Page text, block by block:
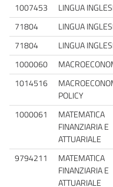
1007453
LINGUA
71804
LINGUA
71804
LINGUA
1000060
1014516
POLICY
1000061
MATEMATICA
FINANZIARIA E
ATTUARIALE
9794211
MATEMATICA
FINANZIARIA E
ATTUARIALE